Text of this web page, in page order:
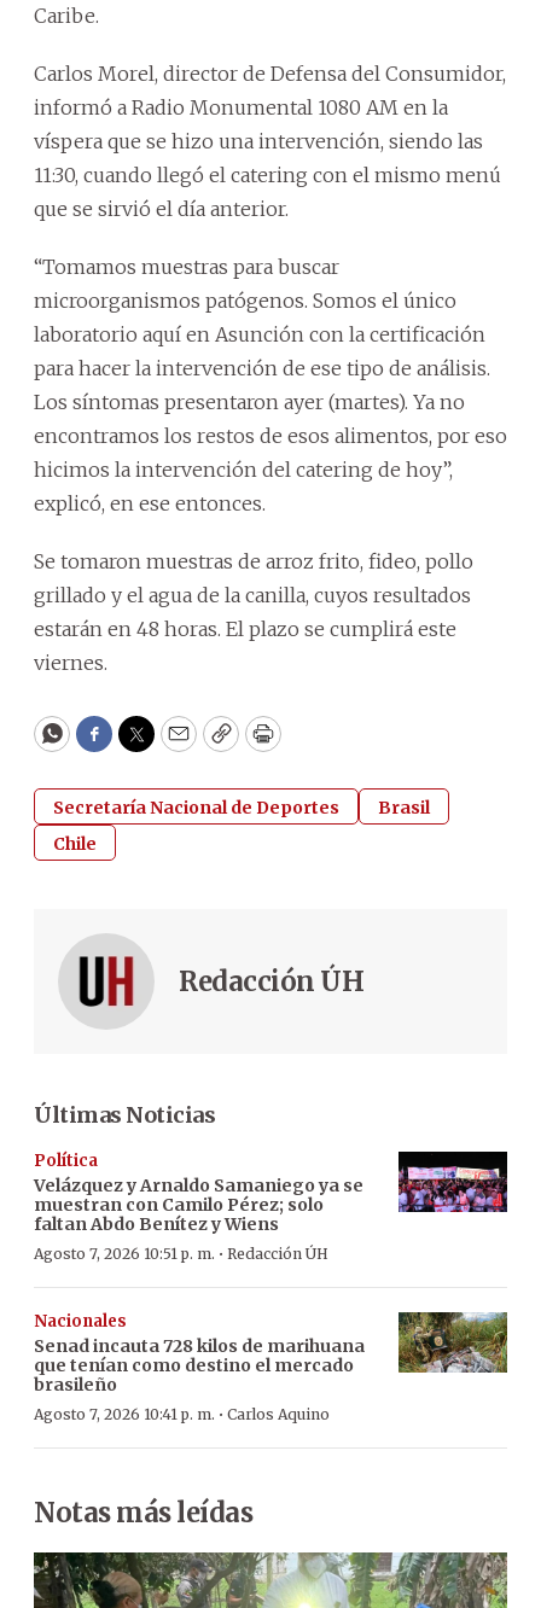
Caribe.
Carlos Morel, director de Defensa del Consumidor,
informó a Radio Monumental 1080 AM en la
víspera que se hizo una intervención, siendo las
11:30, cuando llegó el catering con el mismo menú
que se sirvió el día anterior.
“Tomamos muestras para buscar
microorganismos patógenos. Somos el único
laboratorio aquí en Asunción con la certificación
para hacer la intervención de ese tipo de análisis.
Los síntomas presentaron ayer (martes). Ya no
encontramos los restos de esos alimentos, por eso
hicimos la intervención del catering de hoy”,
explicó, en ese entonces.
Se tomaron muestras de arroz frito, fideo, pollo
grillado y el agua de la canilla, cuyos resultados
estarán en 48 horas. El plazo se cumplirá este
viernes.
WhatsApp
Facebook
Twitter
EmailCopyPrint
Secretaría Nacional de Deportes
Brasil
Chile
Redacción ÚH
Últimas Noticias
Política
Velázquez y Arnaldo Samaniego ya se
muestran con Camilo Pérez; solo
faltan Abdo Benítez y Wiens
Agosto 7, 2026 10:51 p. m. · Redacción ÚH
Nacionales
Senad incauta 728 kilos de marihuana
que tenían como destino el mercado
brasileño
Agosto 7, 2026 10:41 p. m. · Carlos Aquino
Notas más leídas